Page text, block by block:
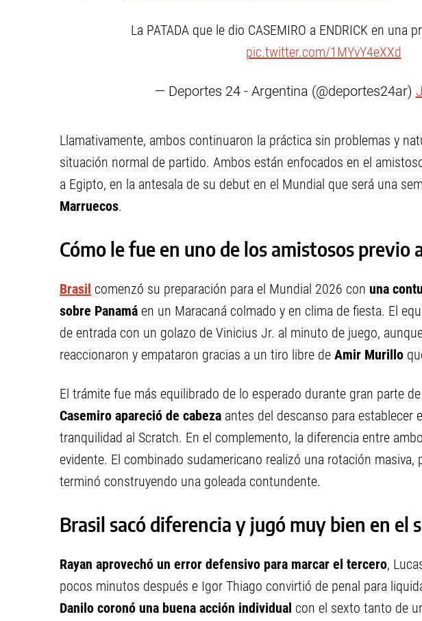
La PATADA que le dio CASEMIRO a ENDRICK en una
pic.twitter.com/1MYvY4eXXd
— Deportes 24 - Argentina (@deportes24ar)
Llamativamente, ambos continuaron la práctica sin problemas y
situación normal de partido. Ambos están enfocados en el
a Egipto, en la antesala de su debut en el Mundial que será una
Marruecos.
Cómo le fue en uno de los amistosos previo
Brasil comenzó su preparación para el Mundial 2026 con una
sobre Panamá en un Maracaná colmado y en clima de fiesta. El
de entrada con un golazo de Vinicius Jr. al minuto de juego,
reaccionaron y empataron gracias a un tiro libre de Amir Murillo
El trámite fue más equilibrado de lo esperado durante gran parte
Casemiro apareció de cabeza antes del descanso para establecer
tranquilidad al Scratch. En el complemento, la diferencia entre
evidente. El combinado sudamericano realizó una rotación
terminó construyendo una goleada contundente.
Brasil sacó diferencia y jugó muy bien en el
Rayan aprovechó un error defensivo para marcar el tercero,
pocos minutos después e Igor Thiago convirtió de penal para
Danilo coronó una buena acción individual con el sexto tanto de